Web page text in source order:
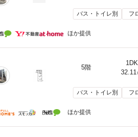
バス・トイレ別 フ
ほか提供
5階
1DK
32.11
バス・トイレ別 フ
ほか提供